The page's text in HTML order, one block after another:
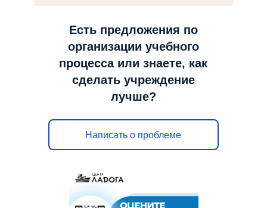
Есть предложения по
организации учебного
процесса или знаете, как
сделать учреждение
лучше?
Написать о проблеме